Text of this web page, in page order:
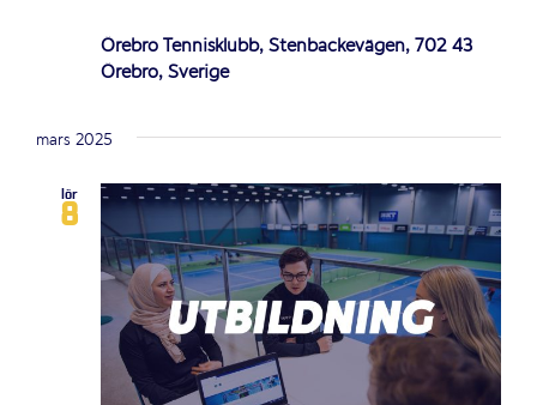
Örebro Tennisklubb, Stenbackevägen, 702 43
Örebro, Sverige
mars 2025
lör
8